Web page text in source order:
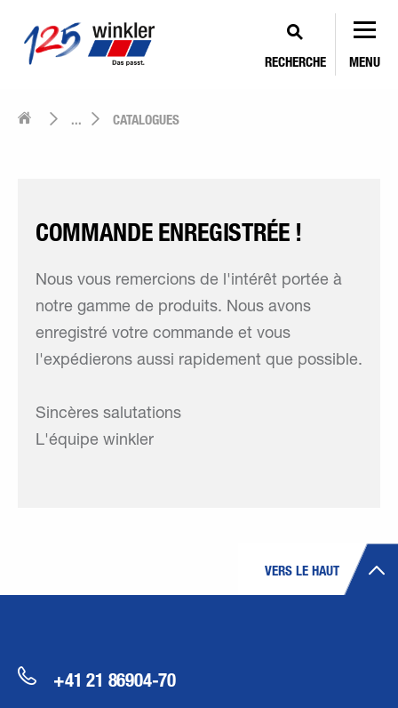
RECHERCHE MENU
... CATALOGUES
COMMANDE ENREGISTRÉE !
Nous vous remercions de l'intérêt portée à
notre gamme de produits. Nous avons
enregistré votre commande et vous
l'expédierons aussi rapidement que possible.
Sincères salutations
L'équipe winkler
VERS LE HAUT
+41 21 86904-70